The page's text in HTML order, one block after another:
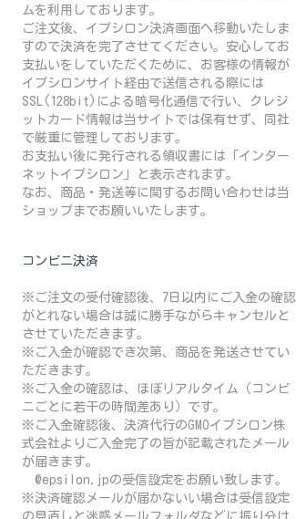
ムを利用しております。
ご注文後、イプシロン決済画面へ移動いたしま
すので決済を完了させてください。安心してお
支払いをしていただくために、お客様の情報が
イプシロンサイト経由で送信される際には
SSL(128bit)による暗号化通信で行い、クレジ
ットカード情報は当サイトでは保有せず、同社
で厳重に管理しております。
お支払い後に発行される領収書には「インター
ネットイプシロン」と表示されます。
なお、商品・発送等に関するお問い合わせは当
ショップまでお願いいたします。
コンビニ決済
※ご注文の受付確認後、7日以内にご入金の確認
がとれない場合は誠に勝手ながらキャンセルと
させていただきます。
※ご入金が確認でき次第、商品を発送させてい
ただきます。
※ご入金の確認は、ほぼリアルタイム（コンビ
ニごとに若干の時間差あり）です。
※ご入金確認後、決済代行のGMOイプシロン株
式会社よりご入金完了の旨が記載されたメール
が届きます。
@epsilon.jpの受信設定をお願い致します。
※決済確認メールが届かないい場合は受信設定